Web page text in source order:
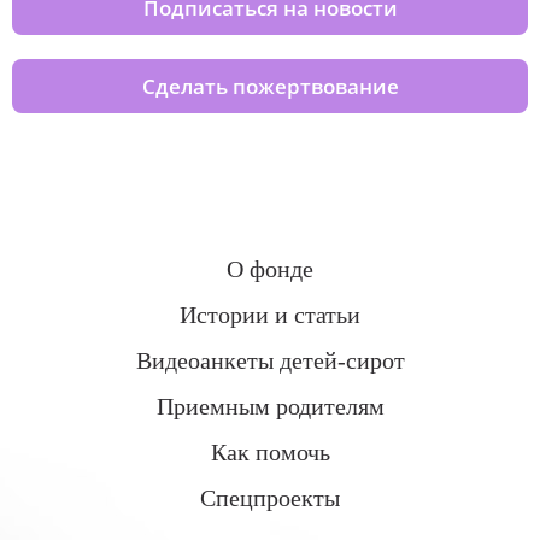
Подписаться на новости
Сделать пожертвование
О фонде
Истории и статьи
Видеоанкеты детей-сирот
Приемным родителям
Как помочь
Спецпроекты